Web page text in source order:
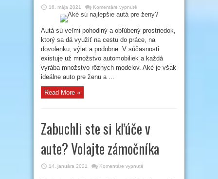
16. mája 2021 Komentáre vypnuté
Aké
sú
autá
pre
ženy?
Autá sú veľmi pohodlný a obľúbený prostriedok,
ktorý sa dá využiť na cestu do práce, na
dovolenku, výlet a podobne. V súčasnosti
existuje už množstvo automobiliek a každá
vyrába množstvo rôznych modelov. Aké je však
ideálne auto pre ženu a ...
Read More »
Zabuchli ste si kľúče v
aute? Volajte zámočníka
14. januára 2021 Komentáre vypnuté